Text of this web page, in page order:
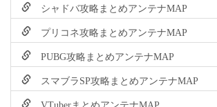
シャドバ攻略まとめアンテナMAP
プリコネ攻略まとめアンテナMAP
PUBG攻略まとめアンテナMAP
スマブラSP攻略まとめアンテナMAP
VTuberまとめアンテナMAP